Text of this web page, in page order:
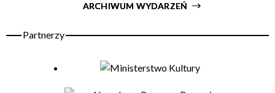
ARCHIWUM WYDARZEŃ